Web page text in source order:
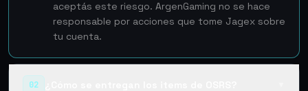
aceptás este riesgo. ArgenGaming no se hace
responsable por acciones que tome Jagex sobre
tu cuenta.
02